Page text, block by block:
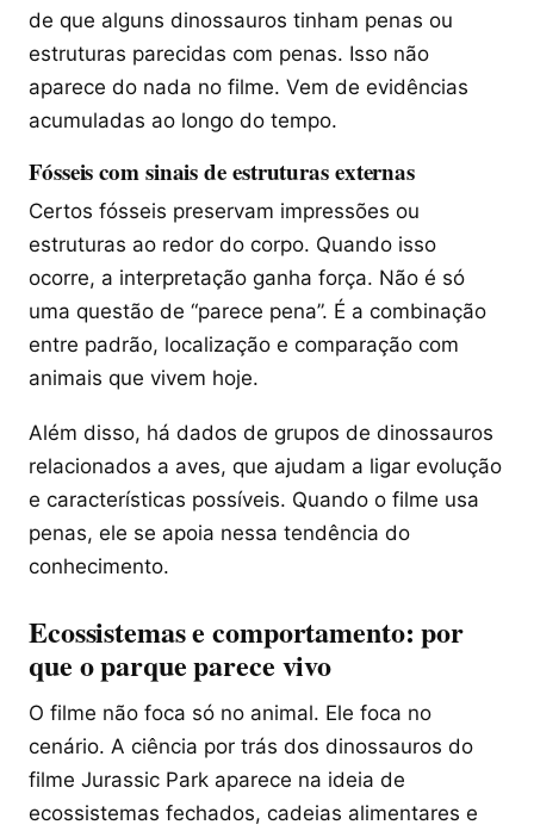
de que alguns dinossauros tinham penas ou
estruturas parecidas com penas. Isso não
aparece do nada no filme. Vem de evidências
acumuladas ao longo do tempo.
Fósseis com sinais de estruturas externas
Certos fósseis preservam impressões ou
estruturas ao redor do corpo. Quando isso
ocorre, a interpretação ganha força. Não é só
uma questão de “parece pena”. É a combinação
entre padrão, localização e comparação com
animais que vivem hoje.
Além disso, há dados de grupos de dinossauros
relacionados a aves, que ajudam a ligar evolução
e características possíveis. Quando o filme usa
penas, ele se apoia nessa tendência do
conhecimento.
Ecossistemas e comportamento: por
que o parque parece vivo
O filme não foca só no animal. Ele foca no
cenário. A ciência por trás dos dinossauros do
filme Jurassic Park aparece na ideia de
ecossistemas fechados, cadeias alimentares e